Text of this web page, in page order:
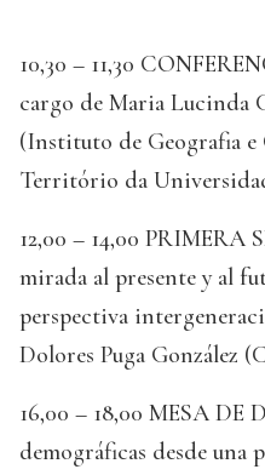
10,30 – 11,30
cargo de Maria Lucinda
(Instituto de Geografia
Território da
12,00 – 14,00
mirada al presente y al
perspectiva
Dolores Puga González
16,00 – 18,00 MESA DE
demográficas desde una